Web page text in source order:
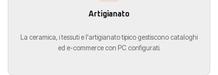
Artigianato
La ceramica, i tessuti e l'artigianato tipico gestiscono cataloghi
ed e-commerce con PC configurati.